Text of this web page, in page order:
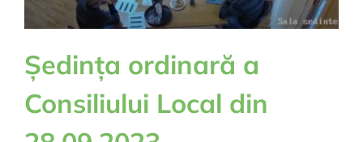
Ședința ordinară a
Consiliului Local din